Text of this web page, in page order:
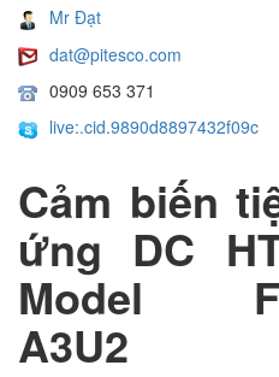
Mr Đạt
dat@pitesco.com
0909 653 371
live:.cid.9890d8897432f09c
Cảm biến
ứng DC
Model
A3U2